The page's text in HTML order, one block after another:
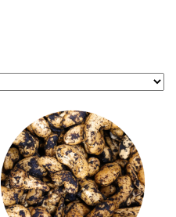
tuotteella
on
useampi
muunnelma.
Voit